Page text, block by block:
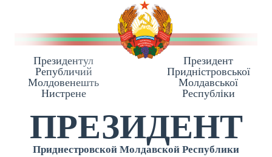
Президентул
Републичий
Молдовенешть
Нистрене
Президент
Приднiстровської
Молдавської
Республiки
ПРЕЗИДЕНТ
Приднестровской Молдавской Республики